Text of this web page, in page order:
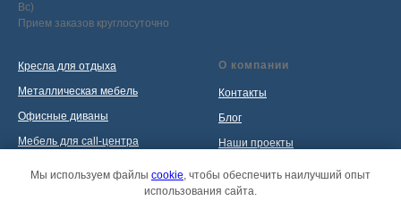
Мы используем файлы cookie, чтобы обеспечить наилучший опыт
использования сайта.
Вс)
Прием заказов круглосуточно
Кресла для отдыха
Металлическая мебель
Офисные диваны
Мебель для call-центра
О компании
Контакты
Блог
Наши проекты
Политика обработки
персональных данных